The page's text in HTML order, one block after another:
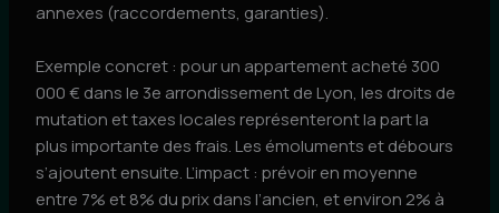
annexes (raccordements, garanties).
Exemple concret : pour un appartement acheté 300
000 € dans le 3e arrondissement de Lyon, les droits de
mutation et taxes locales représenteront la part la
plus importante des frais. Les émoluments et débours
s’ajoutent ensuite. L’impact : prévoir en moyenne
entre 7% et 8% du prix dans l’ancien, et environ 2% à